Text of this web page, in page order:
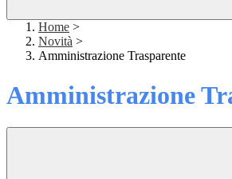
Home >
Novità >
Amministrazione Trasparente
Amministrazione